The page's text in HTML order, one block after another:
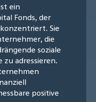
ein
Fonds, der
Sie
die
soziale
zu adressieren.
positive